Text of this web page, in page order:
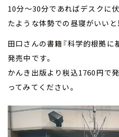
10分～30分であればデスクに
たような体勢での昼寝がいいと
田口さんの書籍『科学的根拠に
発売中です。
かんき出版より税込1760円で
ってみてください。